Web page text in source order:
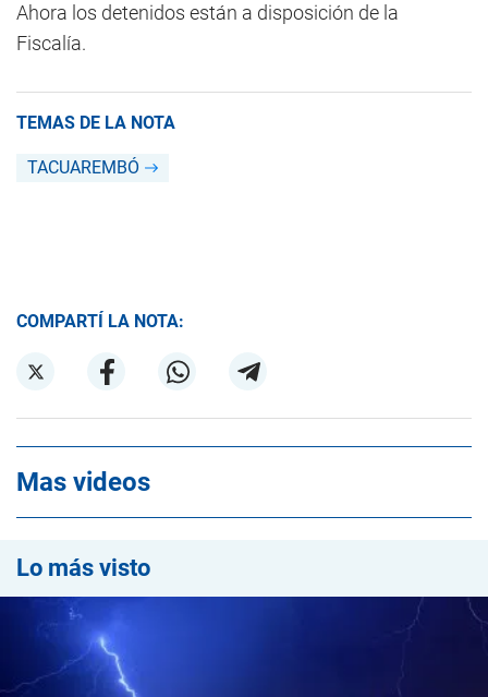
Ahora los detenidos están a disposición de la
Fiscalía.
TEMAS DE LA NOTA
TACUAREMBÓ
COMPARTÍ LA NOTA:
Mas videos
Lo más visto